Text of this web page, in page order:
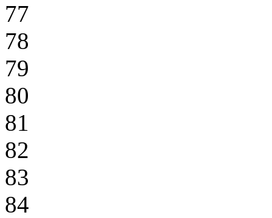
77
78
79
80
81
82
83
84